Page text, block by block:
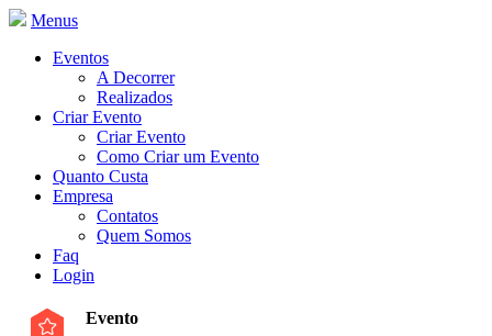
Menus
Eventos
A Decorrer
Realizados
Criar Evento
Criar Evento
Como Criar um Evento
Quanto Custa
Empresa
Contatos
Quem Somos
Faq
Login
Evento